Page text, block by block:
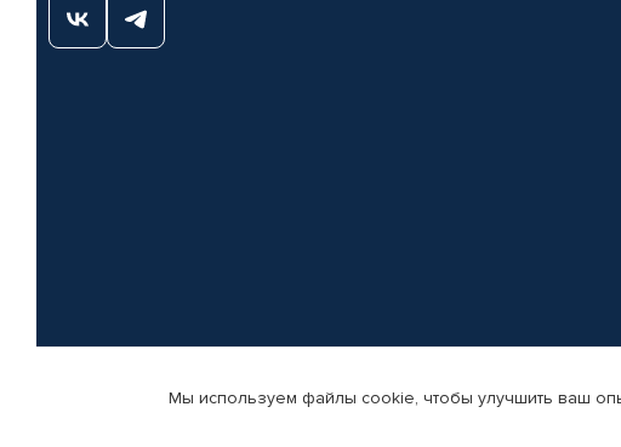
© КАМАЗ ЦЕНТР ДОНЕЦК, 2015-2026. Все права защищены. Интернет-магазин
Мы используем файлы cookie, чтобы улучшить ваш